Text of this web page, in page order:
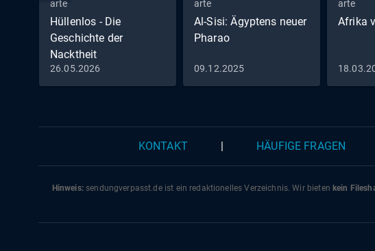
arte
Hüllenlos - Die
Geschichte der
Nacktheit
26.05.2026
arte
Al-Sisi: Ägyptens neuer
Pharao
09.12.2025
arte
Afrika
KONTAKT HÄUFIGE FRAGEN
Hinweis:sendungverpasst.deist ein redaktionelles Verzeichnis. Wir bieten kein